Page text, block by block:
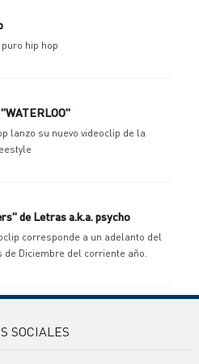
hip hop
lanzo su nuevo videoclip de la
de Letras a.k.a. psycho
corresponde a un adelanto del
Diciembre del corriente año.
SOCIALES